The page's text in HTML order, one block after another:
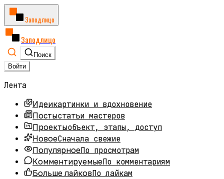
Заподлицо
Заподлицо
Поиск
Войти
Лента
Идеикартинки и вдохновение
Постыстатьи мастеров
Проектыобъект, этапы, доступ
НовоеСначала свежие
ПопулярноеПо просмотрам
КомментируемыеПо комментариям
Больше лайковПо лайкам